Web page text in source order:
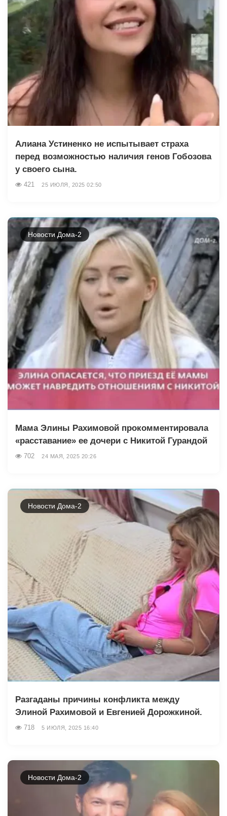
Алиана Устиненко не испытывает страха
перед возможностью наличия генов Гобозова
у своего сына.
421 25 ИЮЛЯ, 2025 02:50
Новости Дома-2
Мама Элины Рахимовой прокомментировала
«расставание» ее дочери с Никитой Гурандой
702 24 МАЯ, 2025 20:26
Новости Дома-2
Разгаданы причины конфликта между
Элиной Рахимовой и Евгенией Дорожкиной.
718 5 ИЮЛЯ, 2025 16:40
Новости Дома-2